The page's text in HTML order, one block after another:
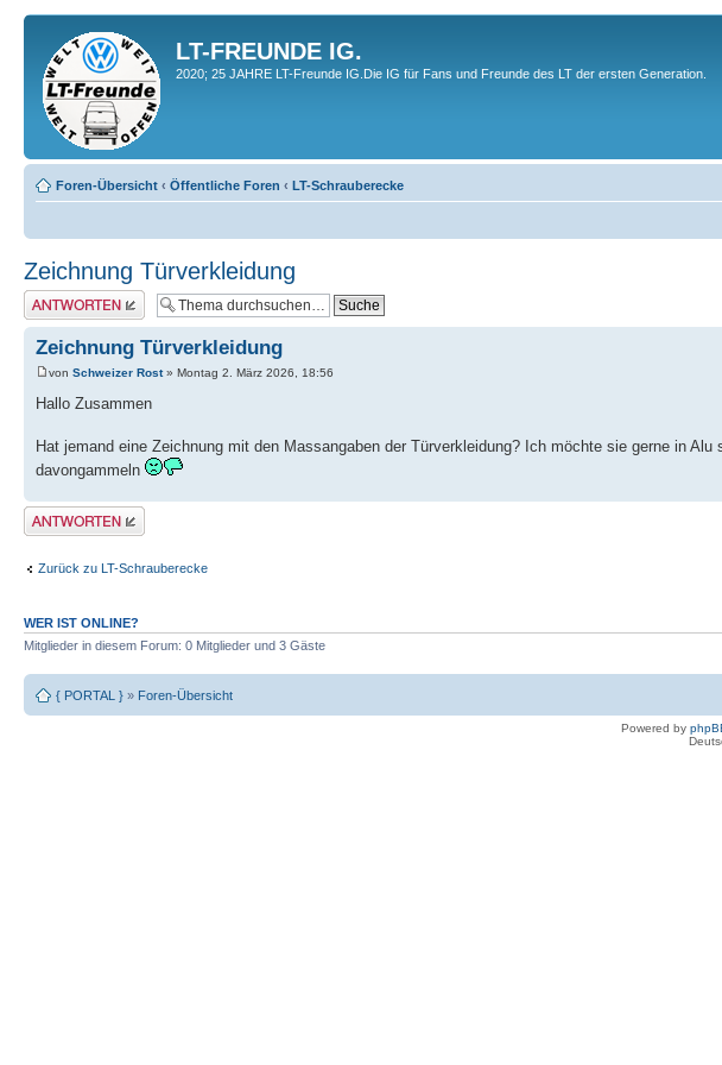
LT-FREUNDE IG.
2020; 25 JAHRE LT-Freunde IG.Die IG für Fans und Freunde des LT der ersten Generation.
Foren-Übersicht ‹ Öffentliche Foren ‹ LT-Schrauberecke
Zeichnung Türverkleidung
Antwort erstellen
Zeichnung Türverkleidung
von Schweizer Rost» Montag 2. März 2026, 18:56
Hallo Zusammen
Hat jemand eine Zeichnung mit den Massangaben der Türverkleidung? Ich möchte sie gerne in
davongammeln
Antwort erstellen
Zurück zu LT-Schrauberecke
WER IST ONLINE?
Mitglieder in diesem Forum: 0 Mitglieder und 3 Gäste
{ PORTAL } » Foren-Übersicht
Powered by